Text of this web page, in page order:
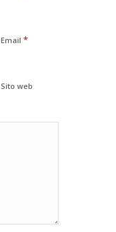
Email *
Sito web